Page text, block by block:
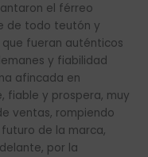
el férreo
de todo teutón y
fueran auténticos
y fiabilidad
afincada en
fiable y prospera, muy
ventas, rompiendo
de la marca,
por la